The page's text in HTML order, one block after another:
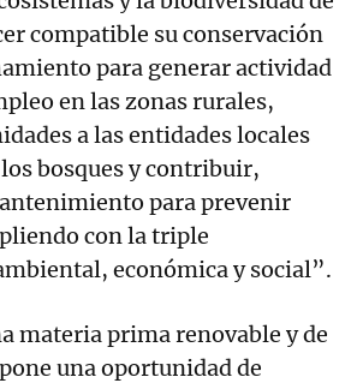
compatible su conservación
para generar actividad
en las zonas rurales,
a las entidades locales
bosques y contribuir,
para prevenir
con la triple
económica y social”.
materia prima renovable y de
una oportunidad de